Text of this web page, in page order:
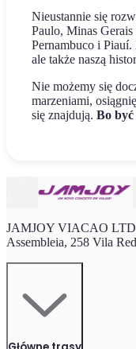
Nieustannie się
Paulo, Minas
Pernambuco i Piauí.
ale także naszą
Nie możemy się
marzeniami,
się znajdują. Bo być
JAMJOY VIACAO
Assembleia, 258 Vila